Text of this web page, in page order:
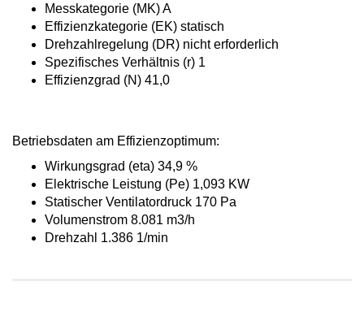
Messkategorie (MK) A
Effizienzkategorie (EK) statisch
Drehzahlregelung (DR) nicht erforderlich
Spezifisches Verhältnis (r) 1
Effizienzgrad (N) 41,0
Betriebsdaten am Effizienzoptimum:
Wirkungsgrad (eta) 34,9 %
Elektrische Leistung (Pe) 1,093 KW
Statischer Ventilatordruck 170 Pa
Volumenstrom 8.081 m3/h
Drehzahl 1.386 1/min